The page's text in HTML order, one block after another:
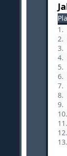
1.
2.
3.
4.
5.
6.
7.
8.
9.
10.
11.
12.
13.